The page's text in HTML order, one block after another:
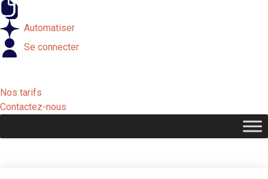
Automatiser
Se connecter
Nos tarifs
Contactez-nous